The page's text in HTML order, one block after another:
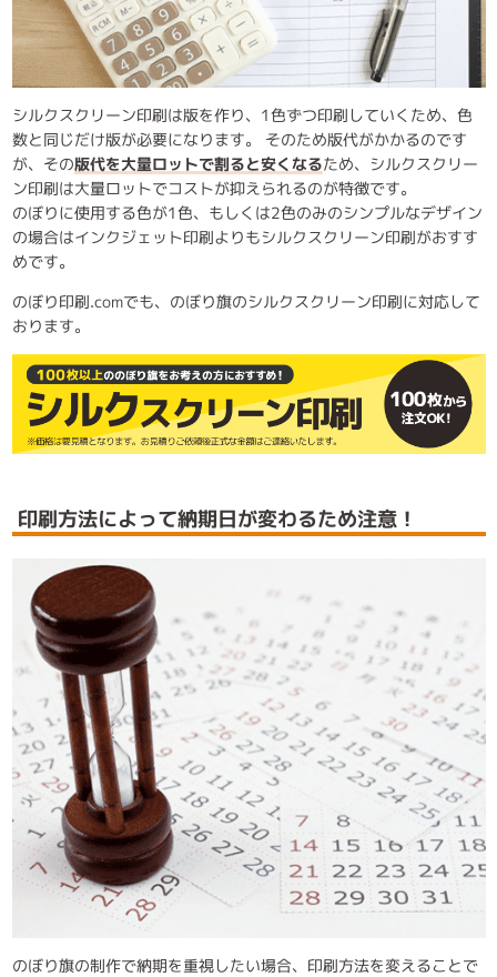
シルクスクリーン印刷は版を作り、1色ずつ印刷していくため、色
数と同じだけ版が必要になります。 そのため版代がかかるのです
が、その版代を大量ロットで割ると安くなるため、シルクスクリー
ン印刷は大量ロットでコストが抑えられるのが特徴です。
のぼりに使用する色が1色、もしくは2色のみのシンプルなデザイン
の場合はインクジェット印刷よりもシルクスクリーン印刷がおすす
めです。
のぼり印刷.comでも、のぼり旗のシルクスクリーン印刷に対応して
おります。
印刷方法によって納期日が変わるため注意！
のぼり旗の制作で納期を重視したい場合、印刷方法を変えることで